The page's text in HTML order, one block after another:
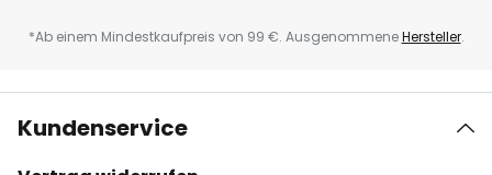
*Ab einem Mindestkaufpreis von 99 €. AusgenommeneHersteller.
Kundenservice